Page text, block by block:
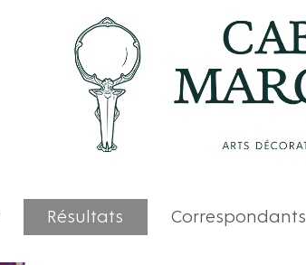
Résultats Correspondants